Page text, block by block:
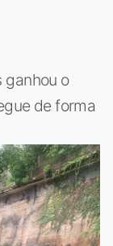
ganhou o
de forma